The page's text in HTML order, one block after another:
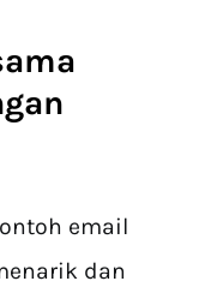
email
dan